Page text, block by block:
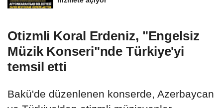
Otizmli Koral Erdeniz, "Engelsiz
Müzik Konseri"nde Türkiye'yi
temsil etti
Bakü'de düzenlenen konserde, Azerbaycan